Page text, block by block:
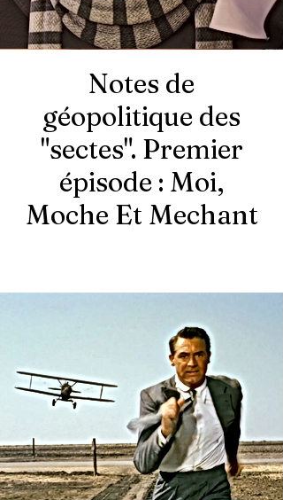
Notes de
géopolitique des
"sectes". Premier
épisode : Moi,
Moche Et Mechant